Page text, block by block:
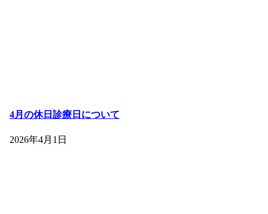
4月の休日診療日について
2026年4月1日